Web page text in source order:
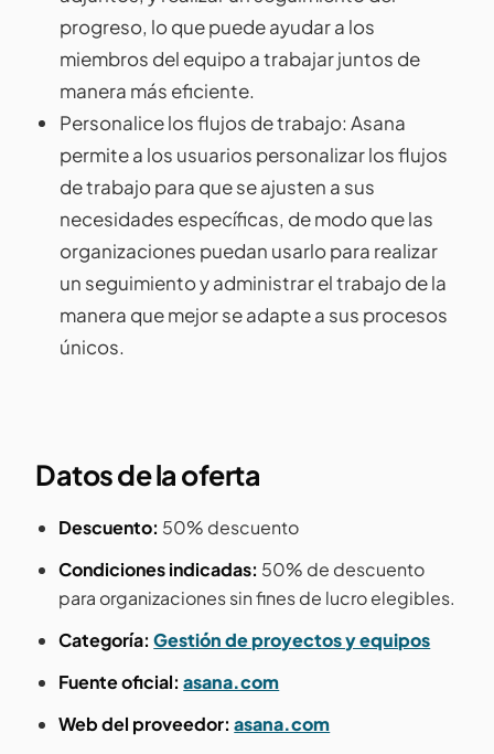
progreso, lo que puede ayudar a los
miembros del equipo a trabajar juntos de
manera más eficiente.
Personalice los flujos de trabajo: Asana
permite a los usuarios personalizar los flujos
de trabajo para que se ajusten a sus
necesidades específicas, de modo que las
organizaciones puedan usarlo para realizar
un seguimiento y administrar el trabajo de la
manera que mejor se adapte a sus procesos
únicos.
Datos de la oferta
Descuento: 50% descuento
Condiciones indicadas: 50% de descuento
para organizaciones sin fines de lucro elegibles.
Categoría: Gestión de proyectos y equipos
Fuente oficial: asana.com
Web del proveedor: asana.com